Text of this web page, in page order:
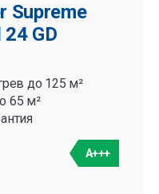
Supreme
GD
до 125 м²
65 м²
A+++